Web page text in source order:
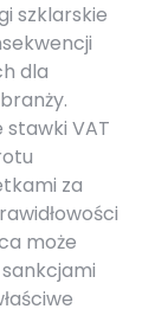
szklarskie
dla
stawki VAT
za
może